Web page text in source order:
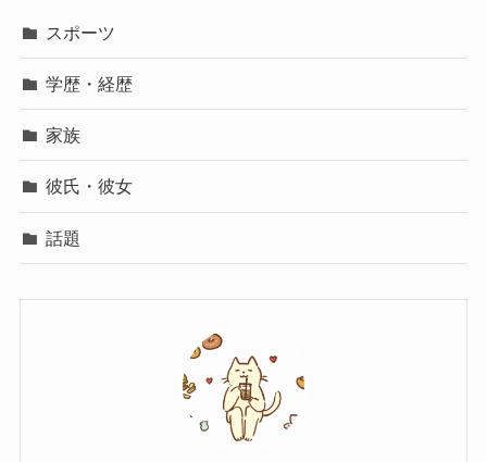
スポーツ
学歴・経歴
家族
彼氏・彼女
話題